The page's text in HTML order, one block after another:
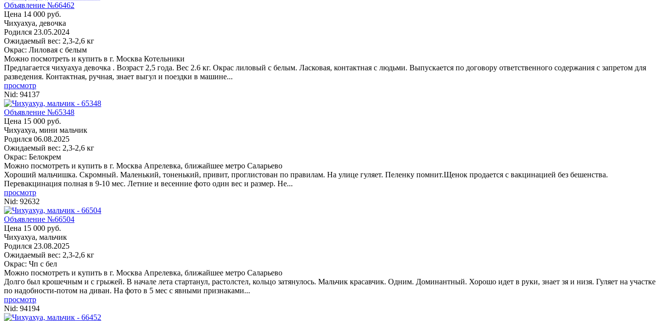
Объявление №66462
Цена 14 000 руб.
Чихуахуа, девочка
Родился 23.05.2024
Ожидаемый вес: 2,3-2,6 кг
Окрас: Лиловая с белым
Можно посмотреть и купить в г. Москва Котельники
Предлагается чихуахуа девочка . Возраст 2,5 года. Вес 2.6 кг. Окрас лиловый с белым. Ласковая, контактная с людьми. Выпускается по договору ответственного содержания с запретом для
разведения. Контактная, ручная, знает выгул и поездки в машине...
просмотр
Nid: 94137
Объявление №65348
Цена 15 000 руб.
Чихуахуа, мини мальчик
Родился 06.08.2025
Ожидаемый вес: 2,3-2,6 кг
Окрас: Белокрем
Можно посмотреть и купить в г. Москва Апрелевка, ближайшее метро Саларьево
Хороший мальчишка. Скромный. Маленький, тоненький, привит, проглистован по правилам. На улице гуляет. Пеленку помнит.Щенок продается с вакцинацией без бешенства.
Перевакцинация полная в 9-10 мес. Летние и весенние фото один вес и размер. Не...
просмотр
Nid: 92632
Объявление №66504
Цена 15 000 руб.
Чихуахуа, мальчик
Родился 23.08.2025
Ожидаемый вес: 2,3-2,6 кг
Окрас: Чп с бел
Можно посмотреть и купить в г. Москва Апрелевка, ближайшее метро Саларьево
Долго был крошечным и с грыжей. В начале лета стартанул, растолстел, кольцо затянулось. Мальчик красавчик. Одним. Доминантный. Хорошо идет в руки, знает зя и низя. Гуляет на участке
по надобности-потом на диван. На фото в 5 мес с явными признаками...
просмотр
Nid: 94194